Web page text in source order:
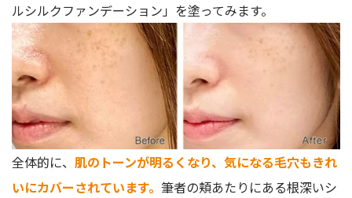
ルシルクファンデーション」を塗ってみます。
全体的に、 肌のトーンが明るくなり、気になる毛穴もきれ
いにカバーされています。 筆者の頬あたりにある根深いシ